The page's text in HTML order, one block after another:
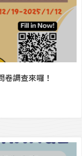
調查來囉！